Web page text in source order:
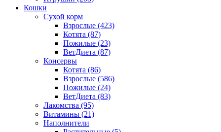
Кошки
Сухой корм
Взрослые (423)
Котята (87)
Пожилые (23)
ВетДиета (87)
Консервы
Котята (86)
Взрослые (586)
Пожилые (24)
ВетДиета (83)
Лакомства (95)
Витамины (21)
Наполнители